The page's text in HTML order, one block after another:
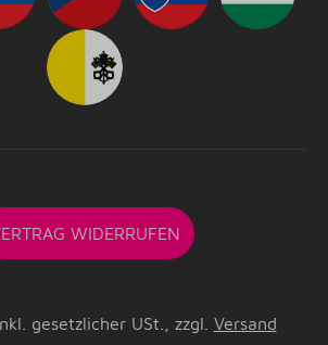
WIDERRUFEN
gesetzlicher USt., zzgl. Versand